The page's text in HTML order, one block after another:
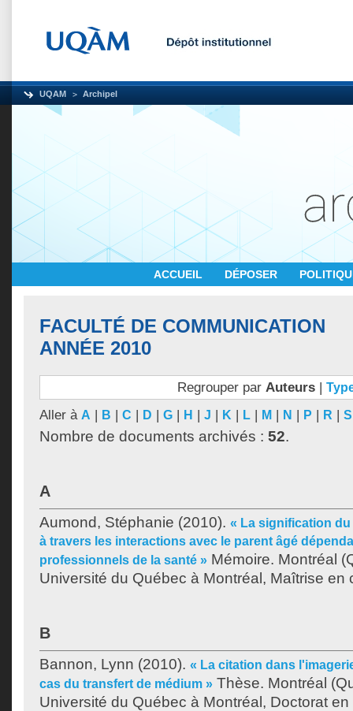
UQAM Archipel
ACCUEIL DÉPOSER
FACULTÉ DE COMMUNICATION
ANNÉE 2010
Regrouper par Auteurs|
Aller à A | B | C | D | G | H | J | K | L | M | N | P | R | S
Nombre de documents archivés : 52.
A
Aumond, Stéphanie (2010). « La signification
à travers les interactions avec le parent âgé
professionnels de la santé » Mémoire. Montréal
Université du Québec à Montréal, Maîtrise en
B
Bannon, Lynn (2010). « La citation dans
cas du transfert de médium » Thèse. Montréal
Université du Québec à Montréal, Doctorat